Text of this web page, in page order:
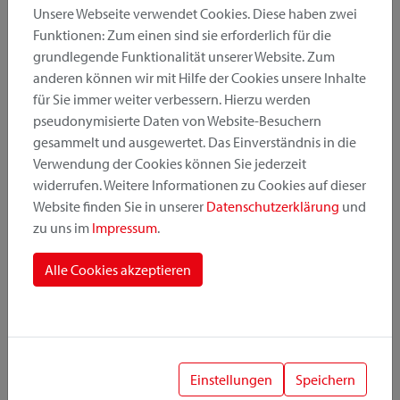
Produktkategorie
Montageposition
Befestigungssystem
Unsere Webseite verwendet Cookies. Diese haben zwei
Funktionen: Zum einen sind sie erforderlich für die
grundlegende Funktionalität unserer Website. Zum
anderen können wir mit Hilfe der Cookies unsere Inhalte
für Sie immer weiter verbessern. Hierzu werden
pseudonymisierte Daten von Website-Besuchern
gesammelt und ausgewertet. Das Einverständnis in die
Verwendung der Cookies können Sie jederzeit
widerrufen. Weitere Informationen zu Cookies auf dieser
Website finden Sie in unserer Datenschutzerklärung und
zu uns im Impressum.
Alle Cookies akzeptieren
Einstellungen Speichern